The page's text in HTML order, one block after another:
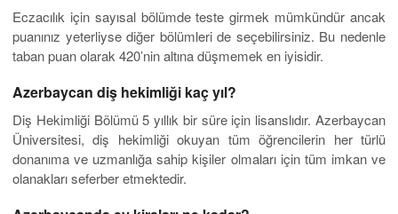
Eczacılık için sayısal bölümde teste girmek mümkündür ancak
puanınız yeterliyse diğer bölümleri de seçebilirsiniz. Bu nedenle
taban puan olarak 420’nin altına düşmemek en iyisidir.
Azerbaycan diş hekimliği kaç yıl?
Diş Hekimliği Bölümü 5 yıllık bir süre için lisanslıdır. Azerbaycan
Üniversitesi, diş hekimliği okuyan tüm öğrencilerin her türlü
donanıma ve uzmanlığa sahip kişiler olmaları için tüm imkan ve
olanakları seferber etmektedir.